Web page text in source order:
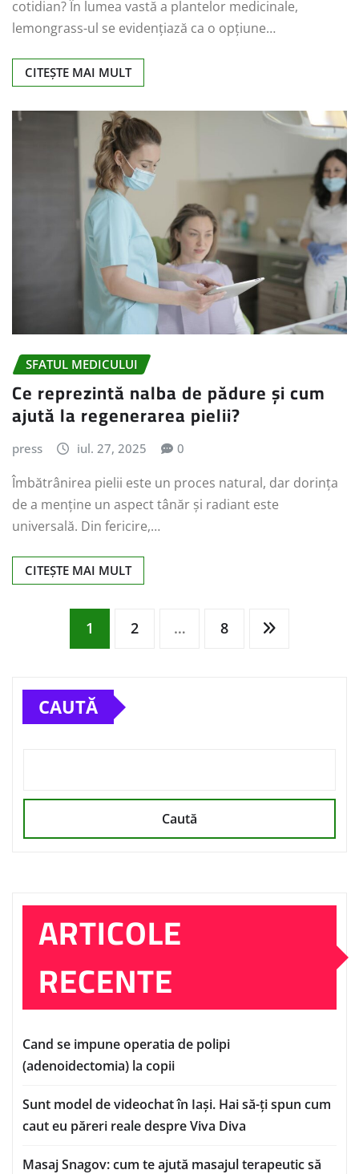
cotidian? În lumea vastă a plantelor medicinale,
lemongrass-ul se evidențiază ca o opțiune…
CITEȘTE MAI MULT
SFATUL MEDICULUI
Ce reprezintă nalba de pădure și cum
ajută la regenerarea pielii?
press iul. 27, 2025 0
Îmbătrânirea pielii este un proces natural, dar dorința
de a menține un aspect tânăr și radiant este
universală. Din fericire,…
CITEȘTE MAI MULT
Paginație
articole
1 2 … 8
CAUTĂ
Caută
ARTICOLE
RECENTE
Cand se impune operatia de polipi
(adenoidectomia) la copii
Sunt model de videochat în Iași. Hai să-ți spun cum
caut eu păreri reale despre Viva Diva
Masaj Snagov: cum te ajută masajul terapeutic să